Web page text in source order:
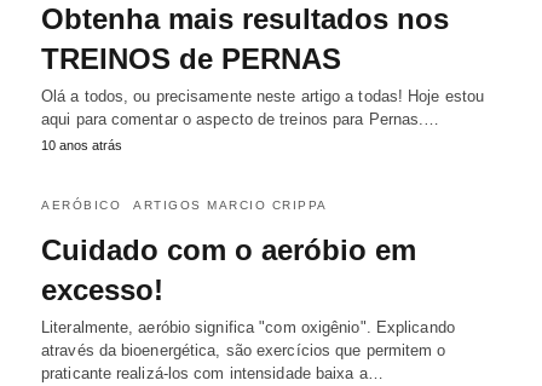
Obtenha mais resultados nos
TREINOS de PERNAS
Olá a todos, ou precisamente neste artigo a todas! Hoje estou
aqui para comentar o aspecto de treinos para Pernas.…
10 anos atrás
AERÓBICO ARTIGOS MARCIO CRIPPA
Cuidado com o aeróbio em
excesso!
Literalmente, aeróbio significa "com oxigênio". Explicando
através da bioenergética, são exercícios que permitem o
praticante realizá-los com intensidade baixa a…